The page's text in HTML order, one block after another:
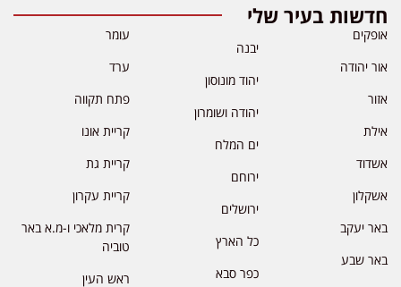
חדשות בעיר שלי
אופקים
אור יהודה
אזור
אילת
אשדוד
אשקלון
באר יעקב
באר שבע
יבנה
יהוד מונוסון
יהודה ושומרון
ים המלח
ירוחם
ירושלים
כל הארץ
כפר סבא
עומר
ערד
פתח תקווה
קריית אונו
קריית גת
קריית עקרון
קרית מלאכי ו-מ.א באר
טוביה
ראש העין